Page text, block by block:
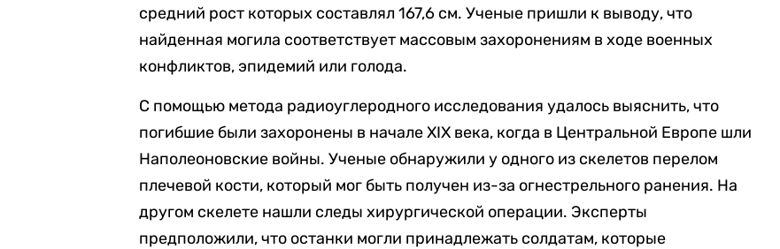
средний рост которых составлял 167,6 см. Ученые пришли к выводу, что
найденная могила соответствует массовым захоронениям в ходе военных
конфликтов, эпидемий или голода.
С помощью метода радиоуглеродного исследования удалось выяснить, что
погибшие были захоронены в начале XIX века, когда в Центральной Европе шли
Наполеоновские войны. Ученые обнаружили у одного из скелетов перелом
плечевой кости, который мог быть получен из-за огнестрельного ранения. На
другом скелете нашли следы хирургической операции. Эксперты
предположили, что останки могли принадлежать солдатам, которые